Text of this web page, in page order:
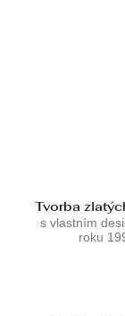
Tvorba
s vlastním
roku